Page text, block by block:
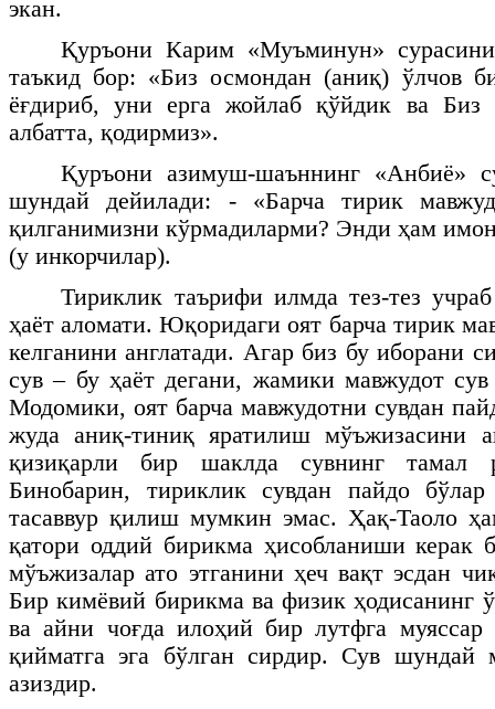
экан.
Қуръони Карим «Муъминун»
таъкид бор: «Биз осмондан (аниқ) ўлчов
ёғдириб, уни ерга жойлаб қўйдик ва Биз
албатта, қодирмиз».
Қуръони азимуш-шаъннинг «Анбиё»
шундай дейилади: - «Барча тирик
қилганимизни кўрмадиларми? Энди ҳам
(у инкорчилар).
Тириклик таърифи илмда тез-тез
ҳаёт аломати. Юқоридаги оят барча тирик
келганини англатади. Агар биз бу иборани
сув – бу ҳаёт дегани, жамики мавжудот
Модомики, оят барча мавжудотни сувдан
жуда аниқ-тиниқ яратилиш мўъжизасини
қизиқарли бир шаклда сувнинг тамал
Бинобарин, тириклик сувдан пайдо
тасаввур қилиш мумкин эмас. Ҳақ-Таоло
қатори оддий бирикма ҳисобланиши керак
мўъжизалар ато этганини ҳеч вақт эсдан
Бир кимёвий бирикма ва физик ҳодисанинг
ва айни чоғда илоҳий бир лутфга муяссар
қийматга эга бўлган сирдир. Сув шундай
азиздир.